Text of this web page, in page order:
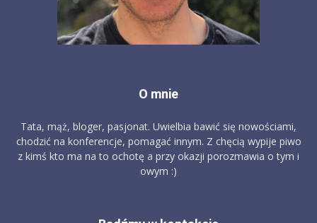
O mnie
Tata, mąż, bloger, pasjonat. Uwielbia bawić się nowościami,
chodzić na konferencje, pomagać innym. Z chęcią wypije piwo
z kimś kto ma na to ochotę a przy okazji porozmawia o tym i
owym :)